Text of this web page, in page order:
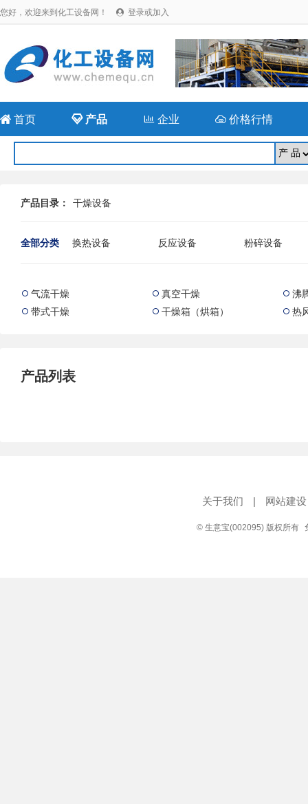
您好，欢迎来到化工设备网！  登录或加入
 首页 产品 企业 价格行情
产品目录： 干燥设备
全部分类 换热设备 反应设备
粉碎设备
二手分离设备 二手压力容器
 气流干燥  真空干燥  沸
 带式干燥  干燥箱（烘箱）  热
产品列表
关于我们 | 网站建设
© 生意宝(002095) 版权所有